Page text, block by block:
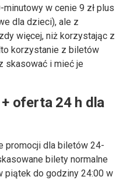
w cenie 9 zł plus
dla dzieci), ale z
więcej, niż korzystając z
korzystanie z biletów
skasować i mieć je
oferta 24 h dla
promocji dla biletów 24-
bilety normalne
piątek do godziny 24:00 w